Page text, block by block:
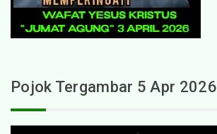
Pojok Tergambar 5 Apr 2026